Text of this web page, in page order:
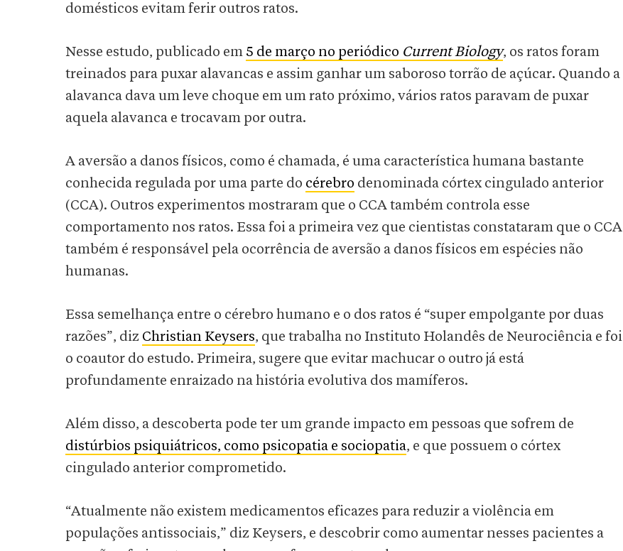
domésticos evitam ferir outros ratos.
Nesse estudo, publicado em 5 de março no periódico Current Biology, os ratos foram
treinados para puxar alavancas e assim ganhar um saboroso torrão de açúcar. Quando a
alavanca dava um leve choque em um rato próximo, vários ratos paravam de puxar
aquela alavanca e trocavam por outra.
A aversão a danos físicos, como é chamada, é uma característica humana bastante
conhecida regulada por uma parte do cérebro denominada córtex cingulado anterior
(CCA). Outros experimentos mostraram que o CCA também controla esse
comportamento nos ratos. Essa foi a primeira vez que cientistas constataram que o CCA
também é responsável pela ocorrência de aversão a danos físicos em espécies não
humanas.
Essa semelhança entre o cérebro humano e o dos ratos é “super empolgante por duas
razões”, diz Christian Keysers, que trabalha no Instituto Holandês de Neurociência e foi
o coautor do estudo. Primeira, sugere que evitar machucar o outro já está
profundamente enraizado na história evolutiva dos mamíferos.
Além disso, a descoberta pode ter um grande impacto em pessoas que sofrem de
distúrbios psiquiátricos, como psicopatia e sociopatia, e que possuem o córtex
cingulado anterior comprometido.
“Atualmente não existem medicamentos eficazes para reduzir a violência em
populações antissociais,” diz Keysers, e descobrir como aumentar nesses pacientes a